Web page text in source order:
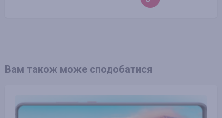
Вам також може сподобатися